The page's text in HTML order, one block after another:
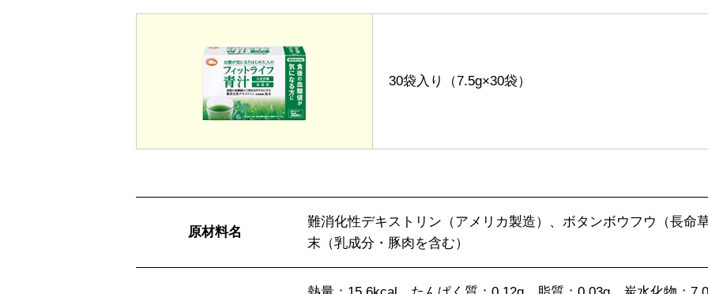
30袋入り（7.5g×30袋）
原材料名
難消化性デキストリン（アメリカ製造）、ボタンボウフウ（長命
末（乳成分・豚肉を含む）